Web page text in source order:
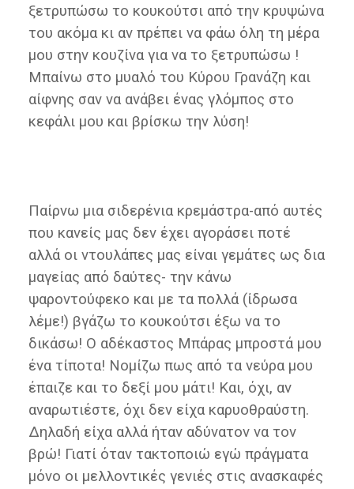
ξετρυπώσω το κουκούτσι από την κρυψώνα
του ακόμα κι αν πρέπει να φάω όλη τη μέρα
μου στην κουζίνα για να το ξετρυπώσω !
Μπαίνω στο μυαλό του Κύρου Γρανάζη και
αίφνης σαν να ανάβει ένας γλόμπος στο
κεφάλι μου και βρίσκω την λύση!
Παίρνω μια σιδερένια κρεμάστρα-από αυτές
που κανείς μας δεν έχει αγοράσει ποτέ
αλλά οι ντουλάπες μας είναι γεμάτες ως δια
μαγείας από δαύτες- την κάνω
ψαροντούφεκο και με τα πολλά (ίδρωσα
λέμε!) βγάζω το κουκούτσι έξω να το
δικάσω! Ο αδέκαστος Μπάρας μπροστά μου
ένα τίποτα! Νομίζω πως από τα νεύρα μου
έπαιζε και το δεξί μου μάτι! Και, όχι, αν
αναρωτιέστε, όχι δεν είχα καρυοθραύστη.
Δηλαδή είχα αλλά ήταν αδύνατον να τον
βρώ! Γιατί όταν τακτοποιώ εγώ πράγματα
μόνο οι μελλοντικές γενιές στις ανασκαφές